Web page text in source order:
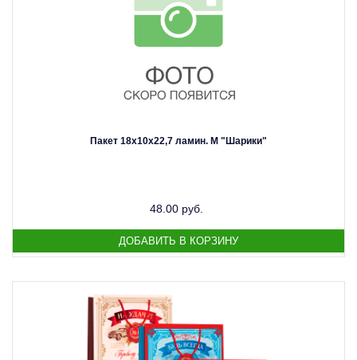
Пакет 18х10х22,7 ламин. М "Шарики"
48.00 руб.